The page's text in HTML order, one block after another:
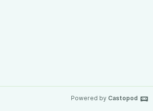
Powered by Castopod